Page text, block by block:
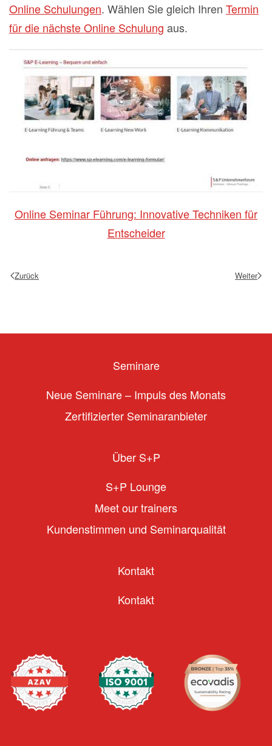
Online Schulungen. Wählen Sie gleich Ihren Termin
für die nächste Online Schulung aus.
Online Seminar Führung: Innovative Techniken für
Entscheider
Zurück Weiter
Seminare
Neue Seminare – Impuls des Monats
Zertifizierter Seminaranbieter
Über S+P
S+P Lounge
Meet our trainers
Kundenstimmen und Seminarqualität
Kontakt
Kontakt